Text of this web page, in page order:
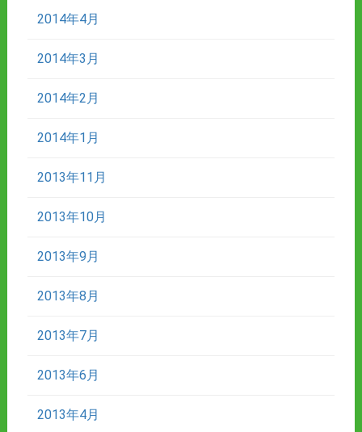
2014年4月
2014年3月
2014年2月
2014年1月
2013年11月
2013年10月
2013年9月
2013年8月
2013年7月
2013年6月
2013年4月